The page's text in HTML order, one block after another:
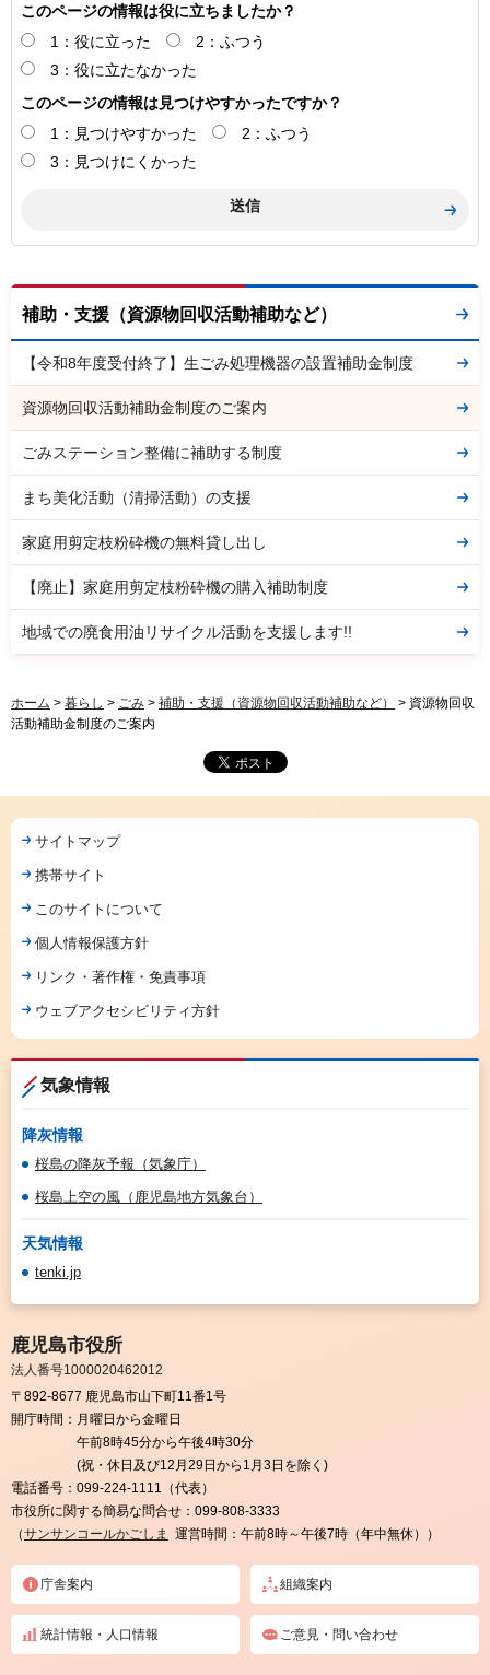
このページの情報は役に立ちましたか？
1：役に立った
2：ふつう
3：役に立たなかった
このページの情報は見つけやすかったですか？
1：見つけやすかった
2：ふつう
3：見つけにくかった
補助・支援（資源物回収活動補助など）
【令和8年度受付終了】生ごみ処理機器の設置補助金制度
資源物回収活動補助金制度のご案内
ごみステーション整備に補助する制度
まち美化活動（清掃活動）の支援
家庭用剪定枝粉砕機の無料貸し出し
【廃止】家庭用剪定枝粉砕機の購入補助制度
地域での廃食用油リサイクル活動を支援します!!
ホーム > 暮らし > ごみ > 補助・支援（資源物回収活動補助など）
> 資源物回収
活動補助金制度のご案内
サイトマップ
携帯サイト
このサイトについて
個人情報保護方針
リンク・著作権・免責事項
ウェブアクセシビリティ方針
気象情報
降灰情報
桜島の降灰予報（気象庁）
桜島上空の風（鹿児島地方気象台）
天気情報
tenki.jp
鹿児島市役所
法人番号1000020462012
〒892-8677 鹿児島市山下町11番1号
開庁時間： 月曜日から金曜日
午前8時45分から午後4時30分
(祝・休日及び12月29日から1月3日を除く)
電話番号： 099-224-1111（代表）
市役所に関する簡易な問合せ： 099-808-3333
（サンサンコールかごしま 運営時間：午前8時～午後7時（年中無休））
庁舎案内 組織案内
統計情報・人口情報 ご意見・問い合わせ